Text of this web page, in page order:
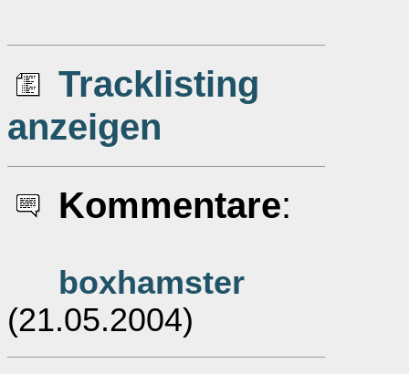
Tracklisting
anzeigen
Kommentare:
boxhamster
(21.05.2004)